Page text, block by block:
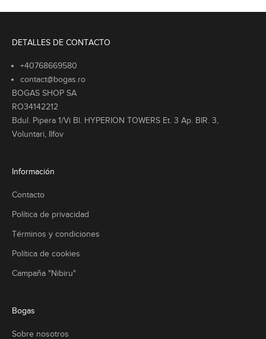
DETALLES DE CONTACTO
+40768669580
contact@bogas.ro
BOGAS SHOP SA
RO34142212
Bdul. Pipera 1/Vi Bl. HYPERION TOWERS Et. 3 Ap. BIR. 3,
Voluntari, Ilfov
Información
Contacto
Política de privacidad
Términos y condiciones
Política de cookies
Campaña "Nibiru"
Bogas
Sobre nosotros